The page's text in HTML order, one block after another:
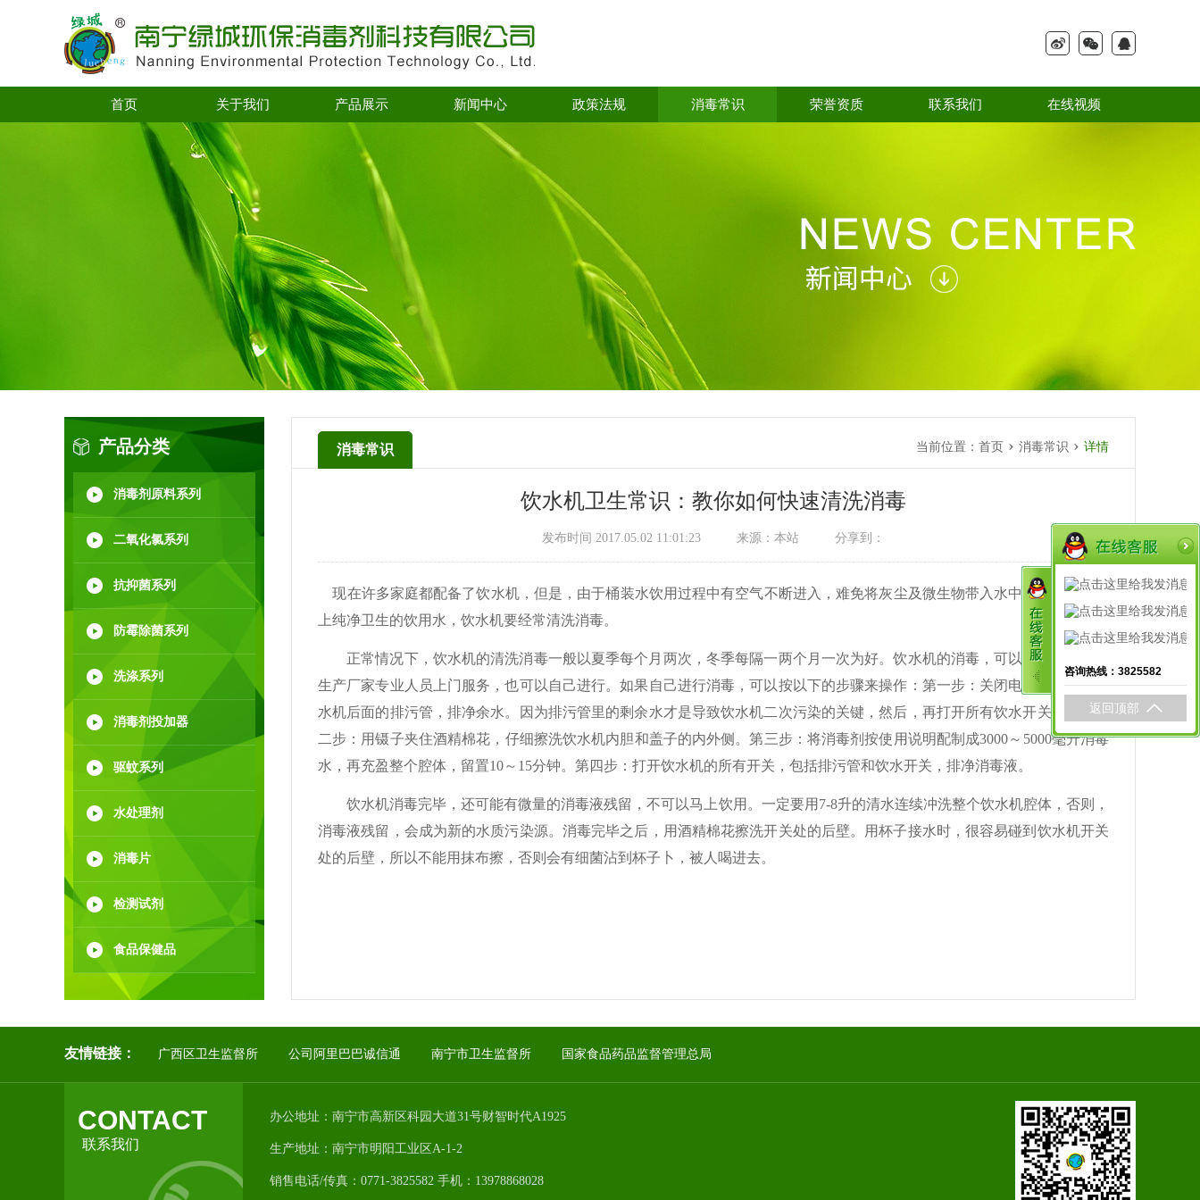
首页 关于我们 产品展示 新闻中心 政策法规 消毒常识 荣誉资质 联系我们 在线视频
产品分类
消毒剂原料系列
二氧化氯系列
抗抑菌系列
防霉除菌系列
洗涤系列
消毒剂投加器
驱蚊系列
水处理剂
消毒片
检测试剂
食品保健品
消毒常识 当前位置： 首页 › 消毒常识 › 详情
饮水机卫生常识：教你如何快速清洗消毒
发布时间 2017.05.02 11:01:23 来源：本站 分享到：
现在许多家庭都配备了饮水机，但是，由于桶装水饮用过程中有空气不断进入，难免将灰尘及微生物带入水中，为了保证喝
上纯净卫生的饮用水，饮水机要经常清洗消毒。
正常情况下，饮水机的清洗消毒一般以夏季每个月两次，冬季每隔一两个月一次为好。饮水机的消毒，可以请桶装饮用水
生产厂家专业人员上门服务，也可以自己进行。如果自己进行消毒，可以按以下的步骤来操作：第一步：关闭电源，先打开饮
水机后面的排污管，排净余水。因为排污管里的剩余水才是导致饮水机二次污染的关键，然后，再打开所有饮水开关放水。第
二步：用镊子夹住酒精棉花，仔细擦洗饮水机内胆和盖子的内外侧。第三步：将消毒剂按使用说明配制成3000～5000毫升消毒
水，再充盈整个腔体，留置10～15分钟。第四步：打开饮水机的所有开关，包括排污管和饮水开关，排净消毒液。
饮水机消毒完毕，还可能有微量的消毒液残留，不可以马上饮用。一定要用7-8升的清水连续冲洗整个饮水机腔体，否则，
消毒液残留，会成为新的水质污染源。消毒完毕之后，用酒精棉花擦洗开关处的后壁。用杯子接水时，很容易碰到饮水机开关
处的后壁，所以不能用抹布擦，否则会有细菌沾到杯子卜，被人喝进去。
友情链接： 广西区卫生监督所 公司阿里巴巴诚信通 南宁市卫生监督所 国家食品药品监督管理总局
CONTACT
联系我们
办公地址：南宁市高新区科园大道31号财智时代A1925
生产地址：南宁市明阳工业区A-1-2
销售电话/传真：0771-3825582 手机：13978868028
咨询热线：3825582
返回顶部
在线